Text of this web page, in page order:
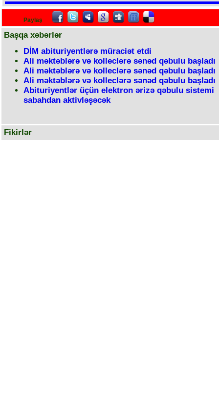
Paylaş
Başqa xəbərlər
DİM abituriyentlərə müraciət etdi
Ali məktəblərə və kolleclərə sənəd qəbulu başladı
Ali məktəblərə və kolleclərə sənəd qəbulu başladı
Ali məktəblərə və kolleclərə sənəd qəbulu başladı
Abituriyentlər üçün elektron ərizə qəbulu sistemi
sabahdan aktivləşəcək
Fikirlər